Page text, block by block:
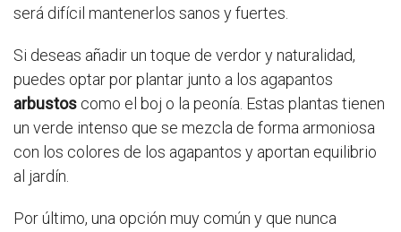
será difícil mantenerlos sanos y fuertes.
Si deseas añadir un toque de verdor y naturalidad,
puedes optar por plantar junto a los agapantos
arbustos como el boj o la peonía. Estas plantas tienen
un verde intenso que se mezcla de forma armoniosa
con los colores de los agapantos y aportan equilibrio
al jardín.
Por último, una opción muy común y que nunca